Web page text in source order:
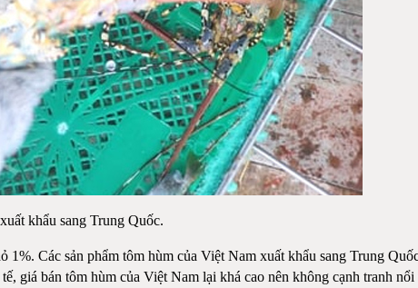
khẩu sang Trung Quốc.
Các sản phẩm tôm hùm của Việt Nam xuất khẩu sang Trung
giá bán tôm hùm của Việt Nam lại khá cao nên không cạnh tranh